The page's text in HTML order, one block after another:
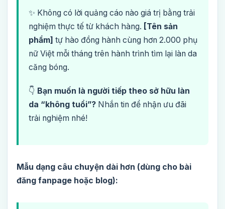
✨ Không có lời quảng cáo nào giá trị bằng trải
nghiệm thực tế từ khách hàng. [Tên sản
phẩm] tự hào đồng hành cùng hơn 2.000 phụ
nữ Việt mỗi tháng trên hành trình tìm lại làn da
căng bóng.
👇 Bạn muốn là người tiếp theo sở hữu làn
da “không tuổi”? Nhắn tin để nhận ưu đãi
trải nghiệm nhé!
Mẫu dạng câu chuyện dài hơn (dùng cho bài
đăng fanpage hoặc blog):